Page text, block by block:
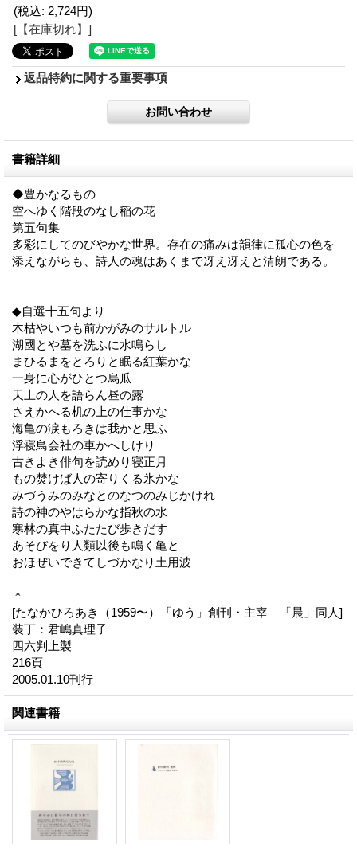
(税込: 2,724円)
[【在庫切れ】]
返品特約に関する重要事項
書籍詳細
◆豊かなるもの
空へゆく階段のなし稲の花
第五句集
多彩にしてのびやかな世界。存在の痛みは韻律に孤心の色を
添えながらも、詩人の魂はあくまで冴え冴えと清朗である。
◆自選十五句より
木枯やいつも前かがみのサルトル
湖國とや墓を洗ふに水鳴らし
まひるまをとろりと眠る紅葉かな
一身に心がひとつ烏瓜
天上の人を語らん昼の露
さえかへる机の上の仕事かな
海亀の涙もろきは我かと思ふ
浮寝鳥会社の車かへしけり
古きよき俳句を読めり寝正月
もの焚けば人の寄りくる氷かな
みづうみのみなとのなつのみじかけれ
詩の神のやはらかな指秋の水
寒林の真中ふたたび歩きだす
あそびをり人類以後も鳴く亀と
おほぜいできてしづかなり土用波
＊
[たなかひろあき（1959〜）「ゆう」創刊・主宰 「晨」同人]
装丁：君嶋真理子
四六判上製
216頁
2005.01.10刊行
関連書籍